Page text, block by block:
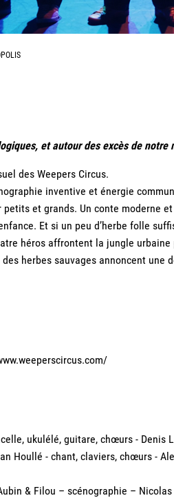
et autour des excès de notre
des Weepers Circus.
inventive et énergie
et grands. Un conte moderne
Et si un peu d’herbe folle
héros affrontent la jungle
herbes sauvages annoncent une
ukulélé, guitare, chœurs - Denis
Houllé - chant, claviers, chœurs -
& Filou – scénographie –